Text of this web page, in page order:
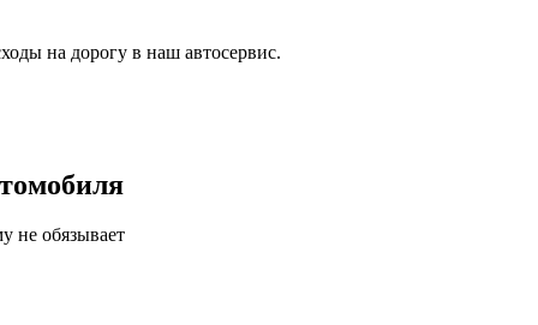
на дорогу в наш автосервис.
не обязывает